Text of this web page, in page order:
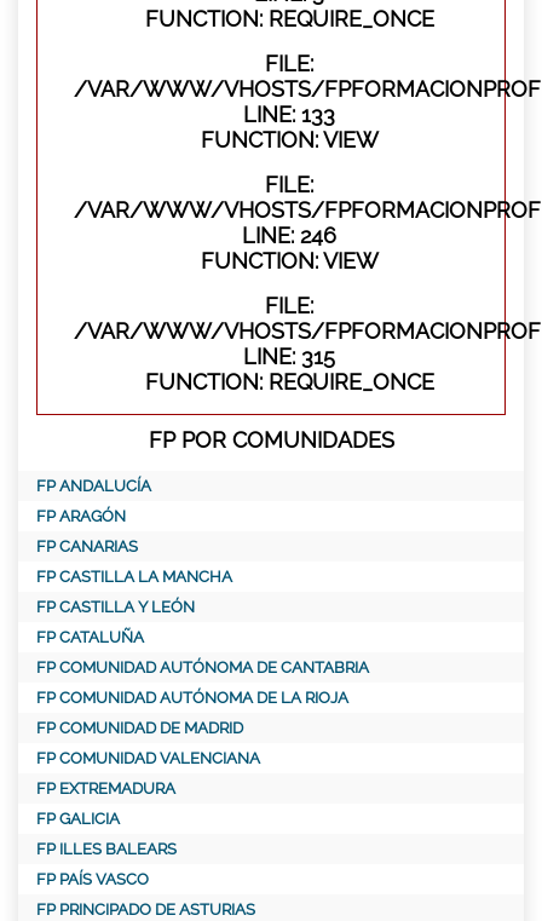
FUNCTION: REQUIRE_ONCE
FILE:
/VAR/WWW/VHOSTS/
LINE: 133
FUNCTION: VIEW
FILE:
/VAR/WWW/VHOSTS/
LINE: 246
FUNCTION: VIEW
FILE:
/VAR/WWW/VHOSTS/
LINE: 315
FUNCTION: REQUIRE_ONCE
FP POR COMUNIDADES
FP ANDALUCÍA
FP ARAGÓN
FP CANARIAS
FP CASTILLA LA MANCHA
FP CASTILLA Y LEÓN
FP CATALUÑA
FP COMUNIDAD AUTÓNOMA DE CANTABRIA
FP COMUNIDAD AUTÓNOMA DE LA RIOJA
FP COMUNIDAD DE MADRID
FP COMUNIDAD VALENCIANA
FP EXTREMADURA
FP GALICIA
FP ILLES BALEARS
FP PAÍS VASCO
FP PRINCIPADO DE ASTURIAS